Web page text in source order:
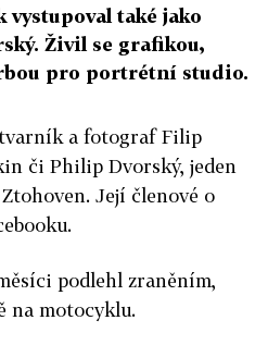
vystupoval také jako
Živil se grafikou,
pro portrétní studio.
a fotograf Filip
či Philip Dvorský, jeden
Její členové o
podlehl zraněním,
na motocyklu.